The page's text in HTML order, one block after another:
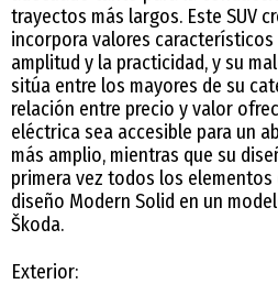
trayectos más largos. Este SUV
incorpora valores característicos
amplitud y la practicidad, y su
sitúa entre los mayores de su
relación entre precio y valor
eléctrica sea accesible para un
más amplio, mientras que su
primera vez todos los
diseño Modern Solid en un
Škoda.
Exterior: